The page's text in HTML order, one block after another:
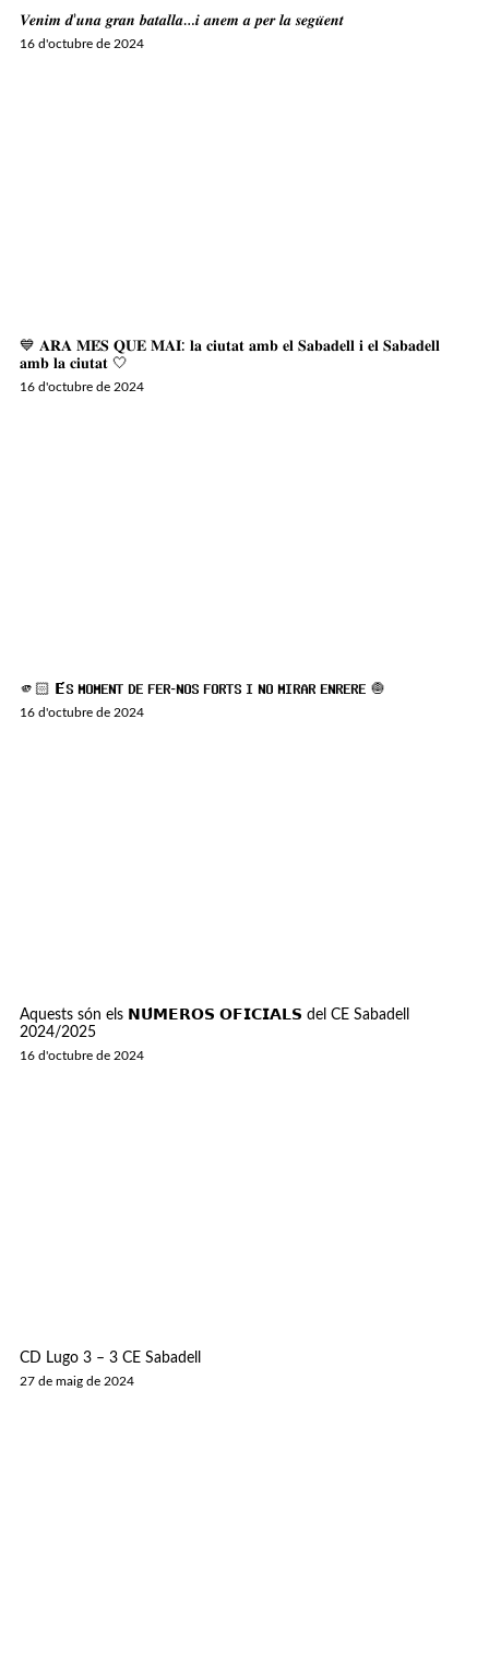
𝑽𝒆𝒏𝒊𝒎 𝒅’𝒖𝒏𝒂 𝒈𝒓𝒂𝒏 𝒃𝒂𝒕𝒂𝒍𝒍𝒂…𝒊 𝒂𝒏𝒆𝒎 𝒂 𝒑𝒆𝒓 𝒍𝒂 𝒔𝒆𝒈𝒖̈𝒆𝒏𝒕
16 d'octubre de 2024
💙 𝐀𝐑𝐀 𝐌𝐄́𝐒 𝐐𝐔𝐄 𝐌𝐀𝐈: 𝐥𝐚 𝐜𝐢𝐮𝐭𝐚𝐭 𝐚𝐦𝐛 𝐞𝐥 𝐒𝐚𝐛𝐚𝐝𝐞𝐥𝐥 𝐢 𝐞𝐥 𝐒𝐚𝐛𝐚𝐝𝐞𝐥𝐥
𝐚𝐦𝐛 𝐥𝐚 𝐜𝐢𝐮𝐭𝐚𝐭 🤍
16 d'octubre de 2024
🫵🏻 𝗘́𝗦 𝗠𝗢𝗠𝗘𝗡𝗧 𝗗𝗘 𝗙𝗘𝗥-𝗡𝗢𝗦 𝗙𝗢𝗥𝗧𝗦 𝗜 𝗡𝗢 𝗠𝗜𝗥𝗔𝗥 𝗘𝗡𝗥𝗘𝗥𝗘 🧅
16 d'octubre de 2024
Aquests són els 𝗡𝗨́𝗠𝗘𝗥𝗢𝗦 𝗢𝗙𝗜𝗖𝗜𝗔𝗟𝗦 del CE Sabadell
2024/2025
16 d'octubre de 2024
CD Lugo 3 – 3 CE Sabadell
27 de maig de 2024